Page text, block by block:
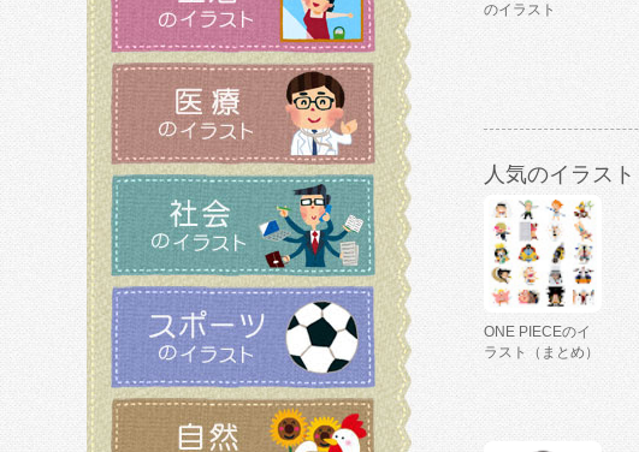
のイラスト
人気のイラスト
ONE PIECEのイ
ラスト（まとめ）